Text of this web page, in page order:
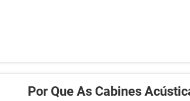
Por Que As Cabines